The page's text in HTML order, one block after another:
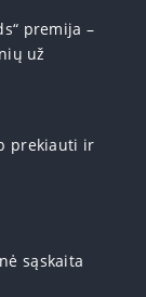
premija –
už
prekiauti ir
sąskaita